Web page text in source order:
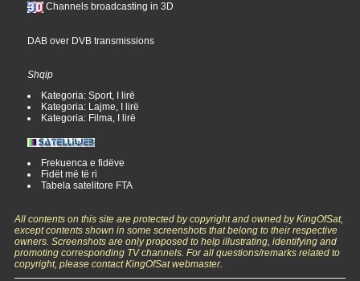
Channels broadcasting in 3D
DAB over DVB transmissions
Shqip
Kategoria: Sport, I lirë
Kategoria: Lajme, I lirë
Kategoria: Filma, I lirë
Frekuenca e fidëve
Fidët më të ri
Tabela satelitore FTA
All contents on this site are protected by copyright and owned by KingOfSat,
except contents shown in some screenshots that belong to their respective
owners. Screenshots are only proposed to help illustrating, identifying and
promoting corresponding TV channels. For all questions/remarks related to
copyright, please contact KingOfSat webmaster.